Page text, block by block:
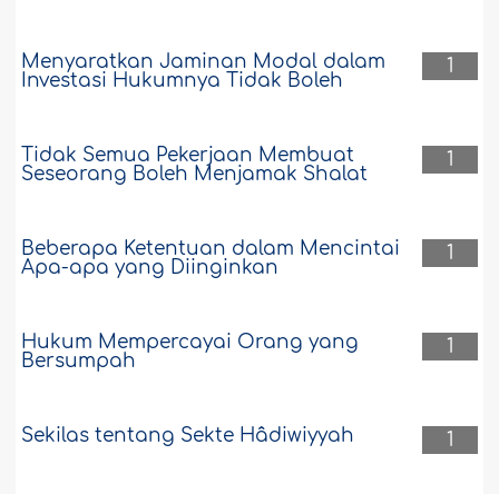
1
Menyaratkan Jaminan Modal dalam
Investasi Hukumnya Tidak Boleh
1
Tidak Semua Pekerjaan Membuat
Seseorang Boleh Menjamak Shalat
1
Beberapa Ketentuan dalam Mencintai
Apa-apa yang Diinginkan
1
Hukum Mempercayai Orang yang
Bersumpah
1
Sekilas tentang Sekte Hâdiwiyyah